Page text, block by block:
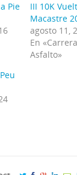
Pie
III 10K
Macastre
agosto 11,
En
Asfalto»